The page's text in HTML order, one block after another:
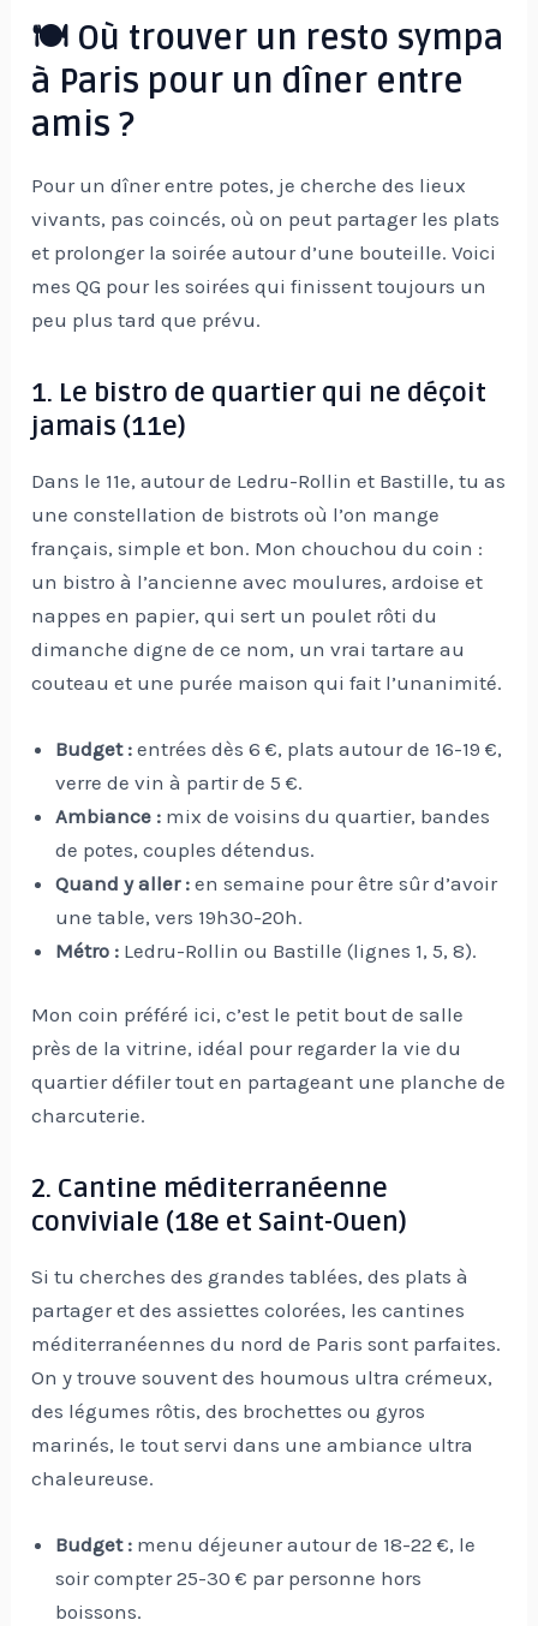
🍽 Où trouver un resto sympa
à Paris pour un dîner entre
amis ?
Pour un dîner entre potes, je cherche des lieux
vivants, pas coincés, où on peut partager les plats
et prolonger la soirée autour d’une bouteille. Voici
mes QG pour les soirées qui finissent toujours un
peu plus tard que prévu.
1. Le bistro de quartier qui ne déçoit
jamais (11e)
Dans le 11e, autour de Ledru-Rollin et Bastille, tu as
une constellation de bistrots où l’on mange
français, simple et bon. Mon chouchou du coin :
un bistro à l’ancienne avec moulures, ardoise et
nappes en papier, qui sert un poulet rôti du
dimanche digne de ce nom, un vrai tartare au
couteau et une purée maison qui fait l’unanimité.
Budget : entrées dès 6 €, plats autour de 16-19 €,
verre de vin à partir de 5 €.
Ambiance : mix de voisins du quartier, bandes
de potes, couples détendus.
Quand y aller : en semaine pour être sûr d’avoir
une table, vers 19h30-20h.
Métro : Ledru-Rollin ou Bastille (lignes 1, 5, 8).
Mon coin préféré ici, c’est le petit bout de salle
près de la vitrine, idéal pour regarder la vie du
quartier défiler tout en partageant une planche de
charcuterie.
2. Cantine méditerranéenne
conviviale (18e et Saint-Ouen)
Si tu cherches des grandes tablées, des plats à
partager et des assiettes colorées, les cantines
méditerranéennes du nord de Paris sont parfaites.
On y trouve souvent des houmous ultra crémeux,
des légumes rôtis, des brochettes ou gyros
marinés, le tout servi dans une ambiance ultra
chaleureuse.
Budget : menu déjeuner autour de 18-22 €, le
soir compter 25-30 € par personne hors
boissons.